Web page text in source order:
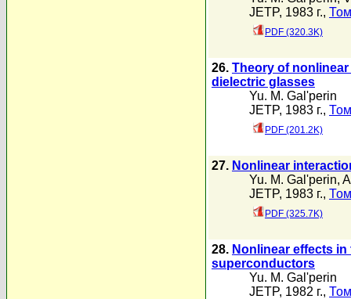
JETP, 1983 г.,
PDF (320.3K)
26. Theory of
dielectric glasses
Yu. M. Gal'perin
JETP, 1983 г.,
PDF (201.2K)
27. Nonlinear
Yu. M. Gal'perin,
JETP, 1983 г.,
PDF (325.7K)
28. Nonlinear effects
superconductors
Yu. M. Gal'perin
JETP, 1982 г.,